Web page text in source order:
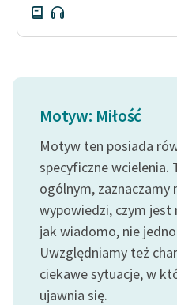
Motyw: Miłość
Motyw ten posiada
specyficzne wcielenia.
ogólnym, zaznaczamy
wypowiedzi, czym jest
jak wiadomo, nie
Uwzględniamy też
ciekawe sytuacje, w
ujawnia się.